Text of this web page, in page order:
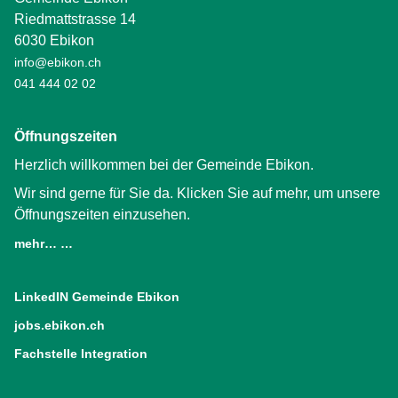
Riedmattstrasse 14
6030 Ebikon
info@ebikon.ch
041 444 02 02
Öffnungszeiten
Herzlich willkommen bei der Gemeinde Ebikon.
Wir sind gerne für Sie da. Klicken Sie auf mehr, um unsere
Öffnungszeiten einzusehen.
mehr… …
LinkedIN Gemeinde Ebikon
jobs.ebikon.ch
Fachstelle Integration